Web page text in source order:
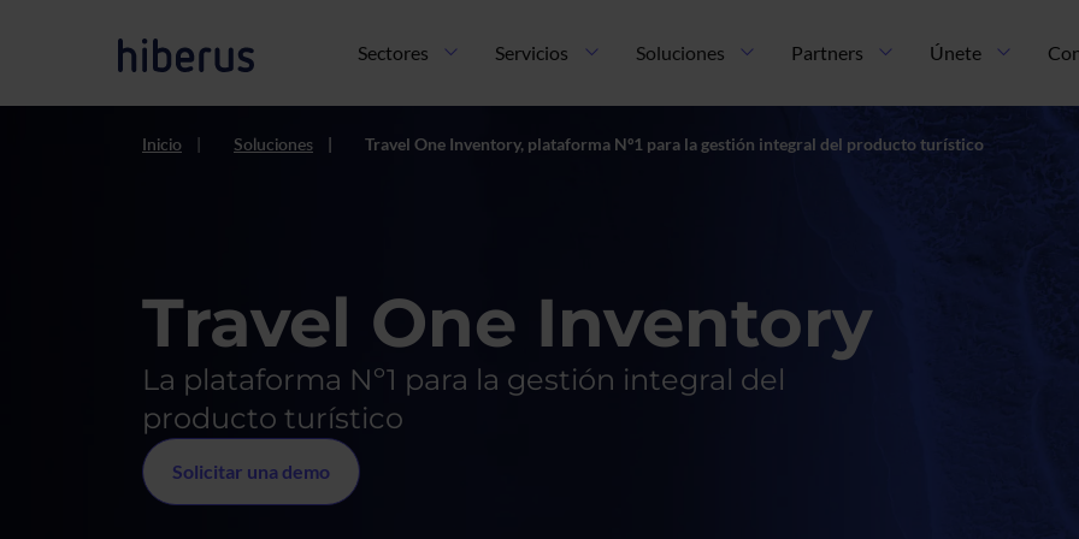
Sectores
Servicios Soluciones Partners Únete
Inicio Soluciones Travel One Inventory, plataforma Nº1 para la gestión integral del producto turístico
Travel One Inventory
La plataforma Nº1 para la gestión integral del
producto turístico
Solicitar una demo